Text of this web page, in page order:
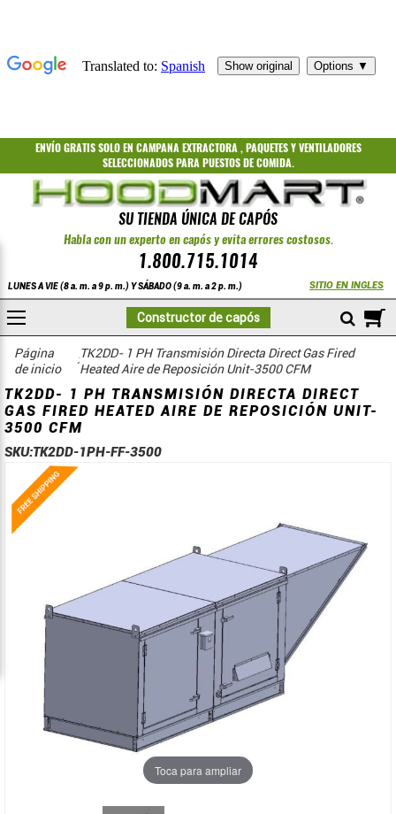
ENVÍO GRATISSOLO EN CAMPANA EXTRACTORA ,PAQUETESYVENTILADORES
SELECCIONADOS PARA PUESTOS DE COMIDA.
SU TIENDA ÚNICA DE CAPÓS
Habla con un experto en capós y evita errores costosos.
1.800.715.1014
LUNES A VIE (8 a. m. a 9 p. m.) Y SÁBADO (9 a. m. a 2 p. m.) SITIO EN INGLES
Constructor de capós
Página
de inicio
COMPRAR
Unidades de aire de reposición templado de alta eficiencia con
TK2DD- 1 PH Transmisión Directa Direct Gas Fired
Heated Aire de Reposición Unit-3500 CFM
TK2DD- 1 PH TRANSMISIÓN DIRECTA DIRECT
GAS FIRED HEATED AIRE DE REPOSICIÓN UNIT-
3500 CFM
SKU:TK2DD-1PH-FF-3500
Saltar
al
final
imágenes
Saltar
al
comienzo
imágenes
Toca para ampliar